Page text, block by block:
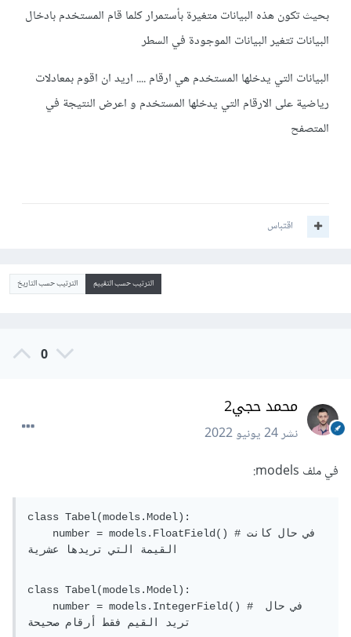
بحيث تكون هذه البيانات متغيرة بأستمرار كلما قام المستخدم بادخال
البيانات تتغير البيانات الموجودة في السطر
البيانات التي يدخلها المستخدم هي ارقام .... اريد ان اقوم بمعادلات
رياضية على الارقام التي يدخلها المستخدم و اعرض النتيجة في
المتصفح
اقتباس
الترتيب حسب التقييم الترتيب حسب التاريخ
0
محمد حجي2
نشر24 يونيو 2022
في ملف models:
class Tabel(models.Model):
    number = models.FloatField() #في حال كانت
القيمة التي تريدها عشرية
class Tabel(models.Model):
    number = models.IntegerField() # في حال
تريد القيم فقط أرقام صحيحة